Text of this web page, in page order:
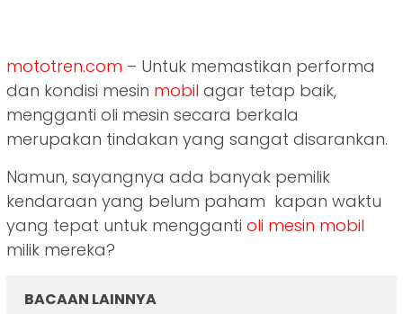
mototren.com – Untuk memastikan performa
dan kondisi mesin mobil agar tetap baik,
mengganti oli mesin secara berkala
merupakan tindakan yang sangat disarankan.
Namun, sayangnya ada banyak pemilik
kendaraan yang belum paham kapan waktu
yang tepat untuk mengganti oli mesin mobil
milik mereka?
BACAAN LAINNYA